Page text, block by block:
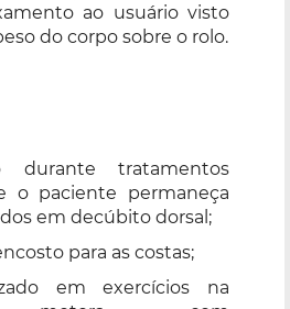
ao usuário visto
do corpo sobre o rolo.
durante tratamentos
o paciente permaneça
em decúbito dorsal;
para as costas;
em exercícios na